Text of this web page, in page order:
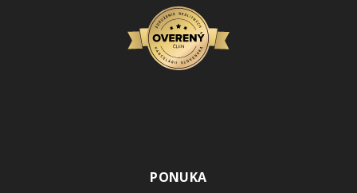
PONUKA